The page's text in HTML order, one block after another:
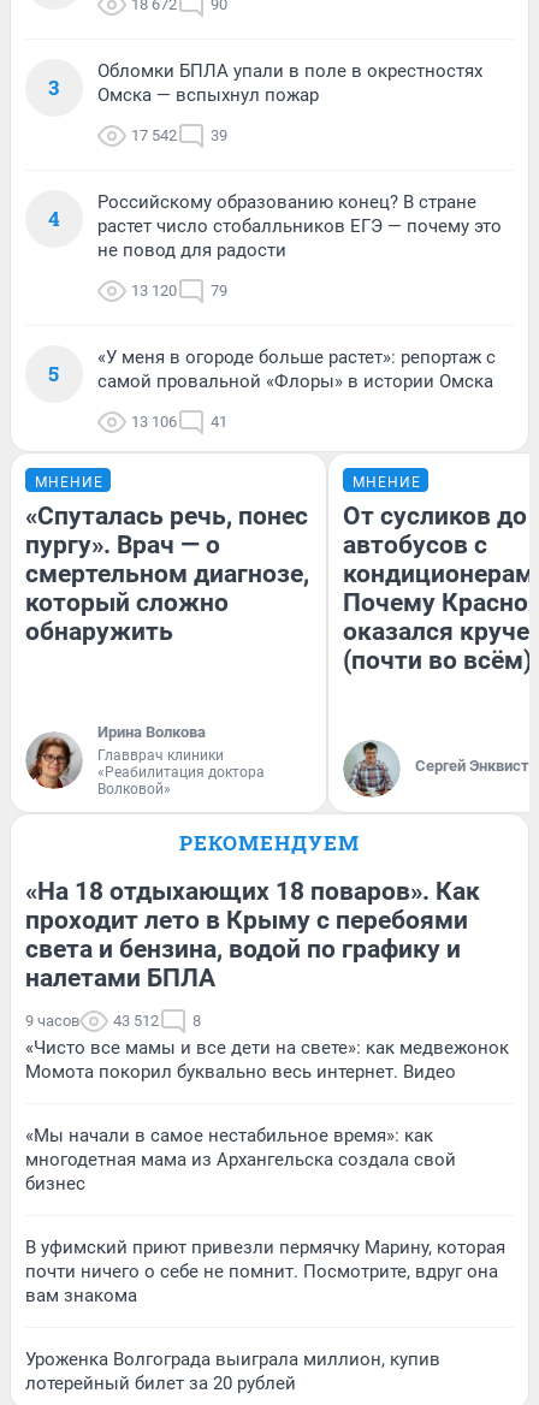
18 672 90
3
Обломки БПЛА упали в поле в окрестностях
Омска — вспыхнул пожар
17 542 39
4
Российскому образованию конец? В стране
растет число стобалльников ЕГЭ — почему это
не повод для радости
13 120 79
5
«У меня в огороде больше растет»: репортаж с
самой провальной «Флоры» в истории Омска
13 106 41
МНЕНИЕ
«Спуталась речь, понес
пургу». Врач — о
смертельном диагнозе,
который сложно
обнаружить
Ирина Волкова
Главврач клиники
«Реабилитация доктора
Волковой»
МНЕНИЕ
От сусликов до
автобусов с
Почему
оказался
(почти во всём)
Сергей Энквист
РЕКОМЕНДУЕМ
«На 18 отдыхающих 18 поваров». Как
проходит лето в Крыму с перебоями
света и бензина, водой по графику и
налетами БПЛА
9 часов 43 512 8
«Чисто все мамы и все дети на свете»: как медвежонок
Момота покорил буквально весь интернет. Видео
«Мы начали в самое нестабильное время»: как
многодетная мама из Архангельска создала свой
бизнес
В уфимский приют привезли пермячку Марину, которая
почти ничего о себе не помнит. Посмотрите, вдруг она
вам знакома
Уроженка Волгограда выиграла миллион, купив
лотерейный билет за 20 рублей